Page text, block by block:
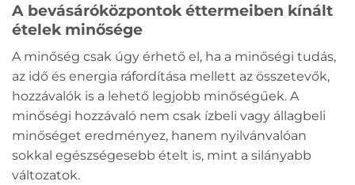
A bevásáróközpontok éttermeiben kínált
ételek minősége
A minőség csak úgy érhető el, ha a minőségi tudás,
az idő és energia ráfordítása mellett az összetevők,
hozzávalók is a lehető legjobb minőségűek. A
minőségi hozzávaló nem csak ízbeli vagy állagbeli
minőséget eredményez, hanem nyilvánvalóan
sokkal egészségesebb ételt is, mint a silányabb
változatok.